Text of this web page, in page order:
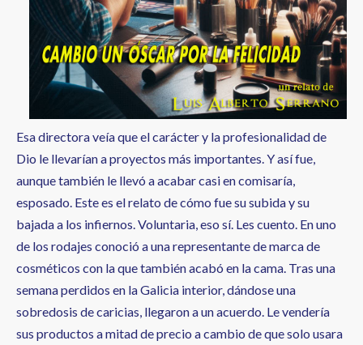
Esa directora veía que el carácter y la profesionalidad de
Dio le llevarían a proyectos más importantes. Y así fue,
aunque también le llevó a acabar casi en comisaría,
esposado. Este es el relato de cómo fue su subida y su
bajada a los infiernos. Voluntaria, eso sí. Les cuento. En uno
de los rodajes conoció a una representante de marca de
cosméticos con la que también acabó en la cama. Tras una
semana perdidos en la Galicia interior, dándose una
sobredosis de caricias, llegaron a un acuerdo. Le vendería
sus productos a mitad de precio a cambio de que solo usara